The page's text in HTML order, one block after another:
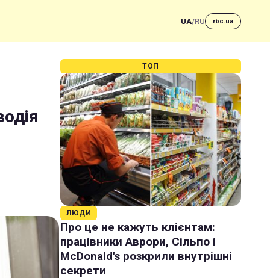
UA/RU rbc.ua
ТОП
ЛЮДИ
Про це не кажуть клієнтам:
працівники Аврори, Сільпо і
McDonald's розкрили внутрішні
секрети